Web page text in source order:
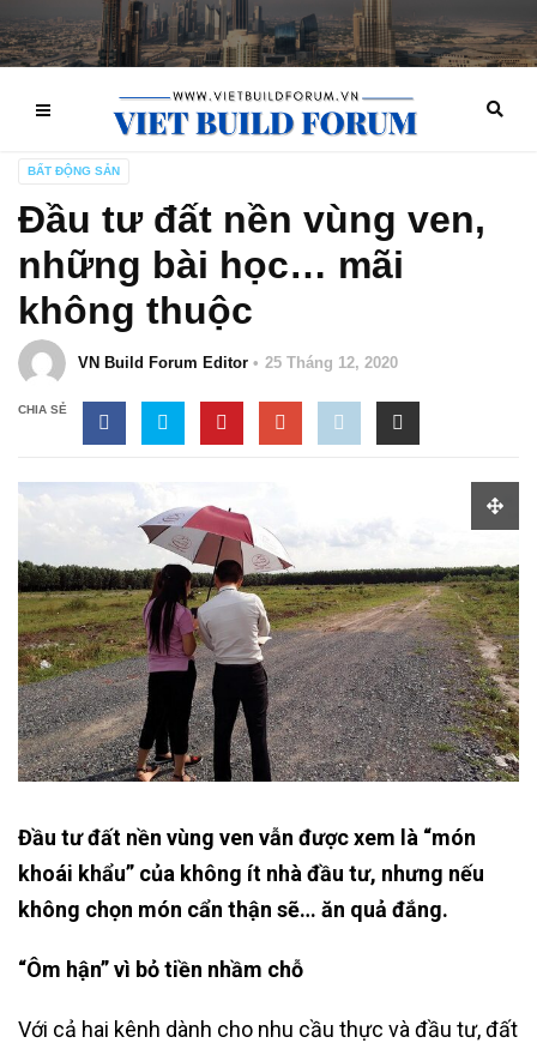
BẤT ĐỘNG SẢN
Đầu tư đất nền vùng ven,
những bài học… mãi
không thuộc
VN Build Forum Editor 25 Tháng 12, 2020
CHIA SẺ
Đầu tư đất nền vùng ven vẫn được xem là “món
khoái khẩu” của không ít nhà đầu tư, nhưng nếu
không chọn món cẩn thận sẽ… ăn quả đắng.
“Ôm hận” vì bỏ tiền nhầm chỗ
Với cả hai kênh dành cho nhu cầu thực và đầu tư, đất